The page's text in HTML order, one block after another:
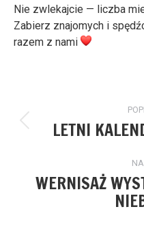
Nie zwlekajcie — liczba
Zabierz znajomych i
razem z nami
wpisów
LETNI
WERNISAŻ